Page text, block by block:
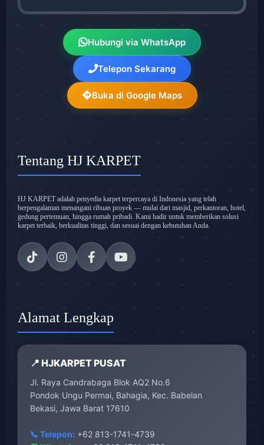
Hubungi via WhatsApp
Telepon Sekarang
Buka di Google Maps
Tentang HJ KARPET
HJ KARPET adalah penyedia karpet terpercaya di Indonesia yang telah
berpengalaman menangani ribuan proyek — mulai dari masjid, perkantoran, hotel,
gedung pertemuan, hingga rumah pribadi. Kami hadir untuk memberikan solusi
karpet terbaik, berkualitas tinggi, dan sesuai dengan kebutuhan Anda.
Alamat Lengkap
📍 HJKARPET PUSAT
Jl. Raya Candrabaga Blok AQ2 No.6
Pondok Ungu Permai, Bahagia, Kec. Babelan
Bekasi, Jawa Barat 17610
📞 Telepon: +62 813-1741-4739